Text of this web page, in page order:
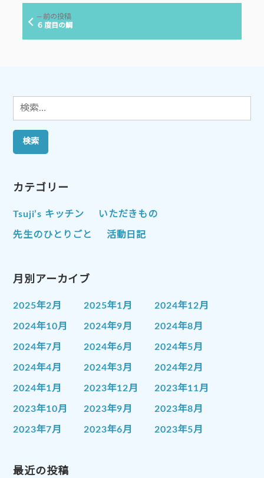
ー
前の投稿前
の
６度目の鯛
検
索:
カテゴリー
Tsuji’s キッチン いただきもの
先生のひとりごと 活動日記
月別アーカイブ
2025年2月 2025年1月 2024年12月
2024年10月 2024年9月 2024年8月
2024年7月 2024年6月 2024年5月
2024年4月 2024年3月 2024年2月
2024年1月 2023年12月 2023年11月
2023年10月 2023年9月 2023年8月
2023年7月 2023年6月 2023年5月
2023年1月
最近の投稿